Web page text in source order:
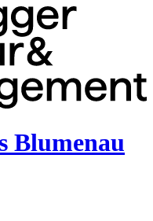
Blumenau